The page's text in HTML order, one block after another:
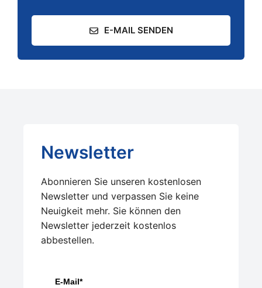
E-MAIL SENDEN
Newsletter
Abonnieren Sie unseren kostenlosen
Newsletter und verpassen Sie keine
Neuigkeit mehr. Sie können den
Newsletter jederzeit kostenlos
abbestellen.
E-Mail*